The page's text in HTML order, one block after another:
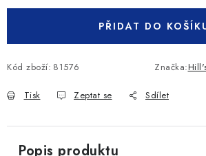
PŘIDAT DO
Kód zboží: 81576 Značka:
Tisk Zeptat se Sdílet
Popis produktu